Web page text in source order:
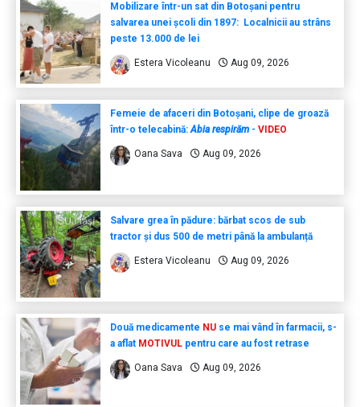
Mobilizare într-un sat din Botoșani pentru
salvarea unei școli din 1897: Localnicii au strâns
peste 13.000 de lei
Estera Vicoleanu Aug 09, 2026
Femeie de afaceri din Botoșani, clipe de groază
într-o telecabină:Abia respirăm - VIDEO
Oana Sava Aug 09, 2026
Salvare grea în pădure: bărbat scos de sub
tractor și dus 500 de metri până la ambulanță
Estera Vicoleanu Aug 09, 2026
Două medicamente NUse mai vând în farmacii, s-
a aflat MOTIVULpentru care au fost retrase
Oana Sava Aug 09, 2026